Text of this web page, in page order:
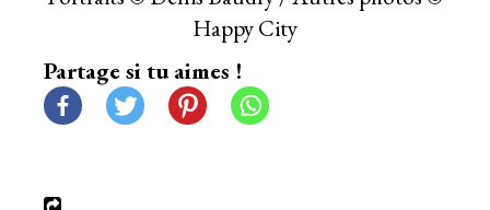
Happy City
Partage si tu aimes !